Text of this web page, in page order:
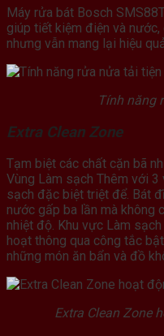
Máy rửa bát Bosch
giúp tiết kiệm điện và
nhưng vẫn mang lại hiệu
Tính năng
Extra Clean Zone
Tạm biệt các chất cặn bã
Vùng Làm sạch Thêm với
sạch đặc biệt triệt để. Bát
nước gấp ba lần mà không
nhiệt độ. Khu vực Làm
hoạt thông qua công tắc
những món ăn bẩn và đồ
Extra Clean Zone